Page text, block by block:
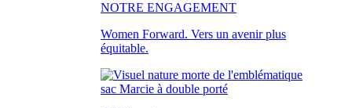
NOTRE ENGAGEMENT
Women Forward. Vers un avenir plus
équitable.